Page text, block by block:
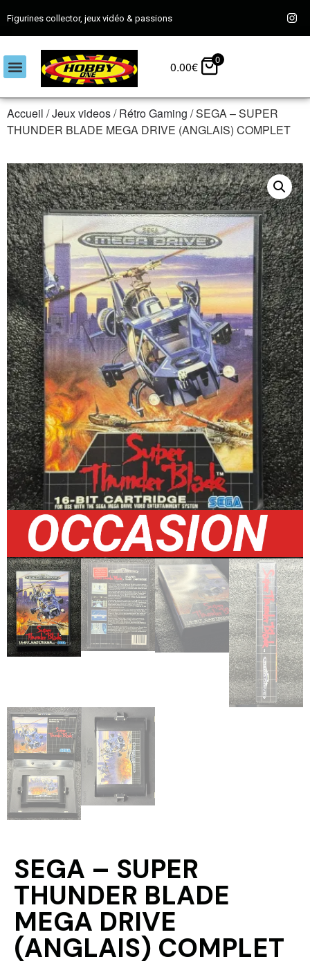
Figurines collector, jeux vidéo & passions
0.00€ 0
Accueil /Jeux videos/Rétro Gaming / SEGA – SUPER
THUNDER BLADE MEGA DRIVE (ANGLAIS) COMPLET
SEGA – SUPER
THUNDER BLADE
MEGA DRIVE
(ANGLAIS) COMPLET